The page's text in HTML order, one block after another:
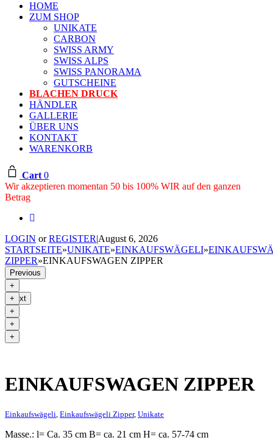
HOME
ZUM SHOP
UNIKATE
CARBON
SWISS ARMY
SWISS ALPS
SWISS PANORAMA
GUTSCHEINE
BLACHEN DRUCK
HÄNDLER
GALLERIE
ÜBER UNS
KONTAKT
WARENKORB
Cart 0
Wir akzeptieren momentan 50 bis 100% WIR auf den ganzen
Betrag
LOGIN orREGISTER|August 6, 2026
STARTSEITE»UNIKATE»EINKAUFSWÄGELI»
ZIPPER»EINKAUFSWAGEN ZIPPER
Previous
Next
EINKAUFSWAGEN ZIPPER
Einkaufswägeli, Einkaufswägeli Zipper, Unikate
Masse.: l= Ca. 35 cm B= ca. 21 cm H= ca. 57-74 cm